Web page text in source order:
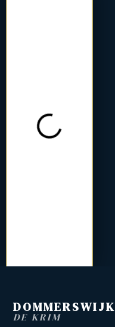
DOMMERSWIJK
DE KRIM